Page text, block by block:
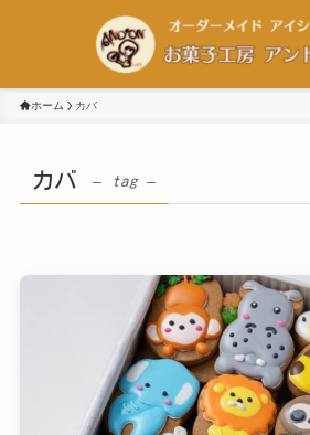
ホーム カバ
カバ – tag –